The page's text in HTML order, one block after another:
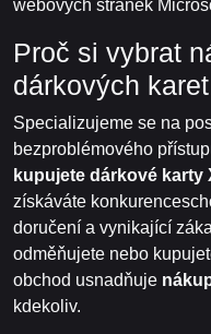
webových stránek
Proč si vybrat
dárkových
Specializujeme se na
bezproblémového
kupujete dárkové karty
získáváte
doručení a vynikající
odměňujete nebo
obchod usnadňuje
kdekoliv.